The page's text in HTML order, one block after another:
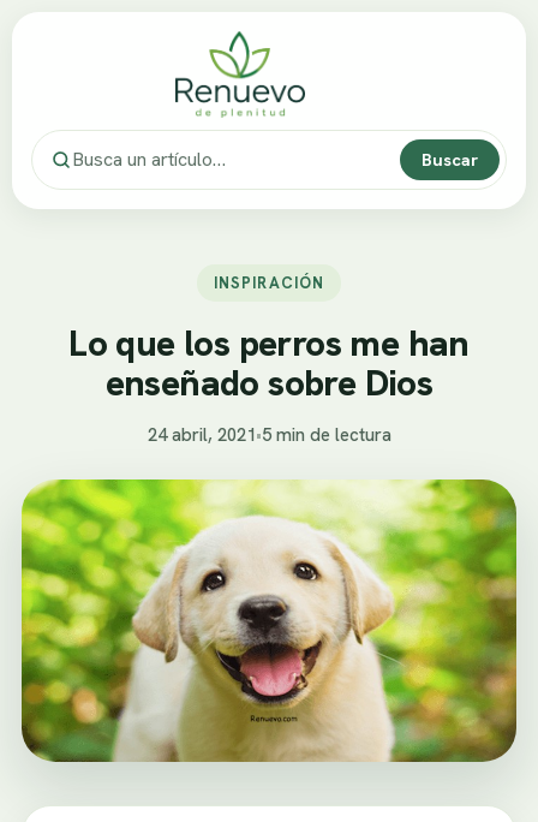
Buscar
INSPIRACIÓN
Lo que los perros me han
enseñado sobre Dios
24 abril, 2021•5 min de lectura